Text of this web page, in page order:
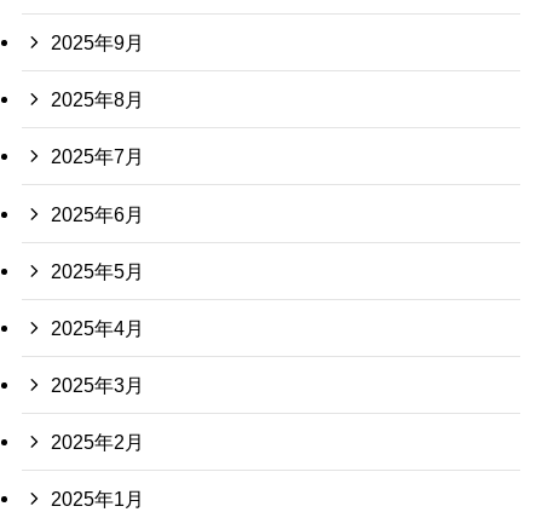
2025年9月
2025年8月
2025年7月
2025年6月
2025年5月
2025年4月
2025年3月
2025年2月
2025年1月